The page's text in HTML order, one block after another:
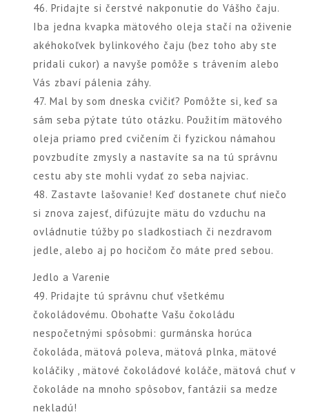
46. Pridajte si čerstvé nakponutie do Vášho čaju.
Iba jedna kvapka mätového oleja stačí na oživenie
akéhokoľvek bylinkového čaju (bez toho aby ste
pridali cukor) a navyše pomôže s trávením alebo
Vás zbaví pálenia záhy.
47. Mal by som dneska cvičiť? Pomôžte si, keď sa
sám seba pýtate túto otázku. Použitím mätového
oleja priamo pred cvičením či fyzickou námahou
povzbudíte zmysly a nastavíte sa na tú správnu
cestu aby ste mohli vydať zo seba najviac.
48. Zastavte lašovanie! Keď dostanete chuť niečo
si znova zajesť, difúzujte mätu do vzduchu na
ovládnutie túžby po sladkostiach či nezdravom
jedle, alebo aj po hocičom čo máte pred sebou.
Jedlo a Varenie
49. Pridajte tú správnu chuť všetkému
čokoládovému. Obohaťte Vašu čokoládu
nespočetnými spôsobmi: gurmánska horúca
čokoláda, mätová poleva, mätová plnka, mätové
koláčiky , mätové čokoládové koláče, mätová chuť v
čokoláde na mnoho spôsobov, fantázii sa medze
nekladú!